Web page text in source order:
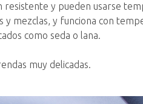
y pueden usarse
mezclas, y funciona con
como seda o lana.
muy delicadas.